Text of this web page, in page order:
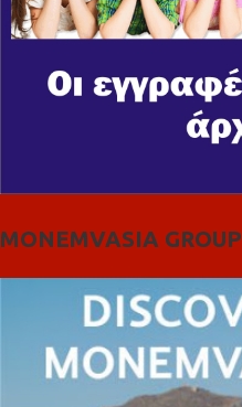
MONEMVASIA GROUP